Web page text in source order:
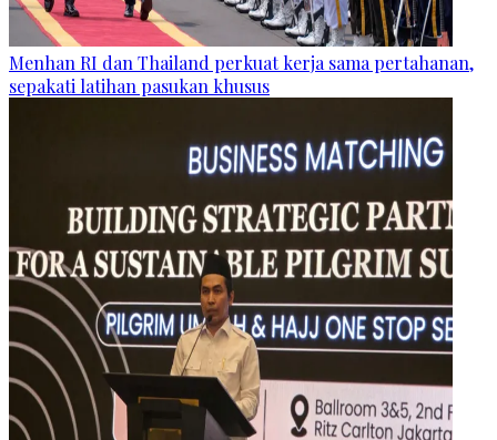
Menhan RI dan Thailand perkuat kerja sama pertahanan,
sepakati latihan pasukan khusus